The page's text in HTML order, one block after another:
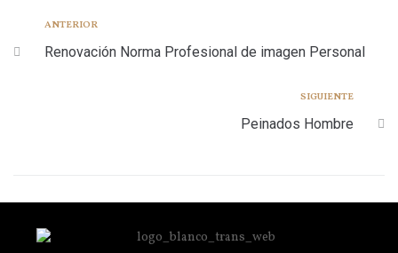
ANTERIOR
Renovación Norma Profesional de imagen Personal
SIGUIENTE
Peinados Hombre